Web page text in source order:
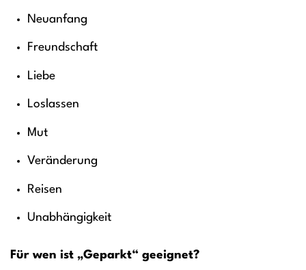
Neuanfang
Freundschaft
Liebe
Loslassen
Mut
Veränderung
Reisen
Unabhängigkeit
Für wen ist „Geparkt“ geeignet?